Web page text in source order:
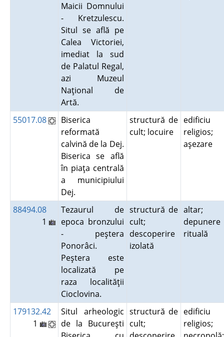
Maicii Domnului
- Kretzulescu.
Situl se află pe
Calea Victoriei,
imediat la sud
de Palatul Regal,
azi Muzeul
Naţional de
Artă.
55017.08
Biserica
reformată
calvină de la Dej.
Biserica se află
în piaţa centrală
a municipiului
Dej.
structură de
cult; locuire
edificiu
religios;
aşezare
88494.08
1
Tezaurul de
epoca bronzului
- peştera
Ponorâci.
Peştera este
localizată pe
raza localităţii
Cioclovina.
structură de
cult;
descoperire
izolată
altar;
depunere
rituală
179132.42
1
Situl arheologic
de la Bucureşti
structură de
cult;
edificiu
religios;